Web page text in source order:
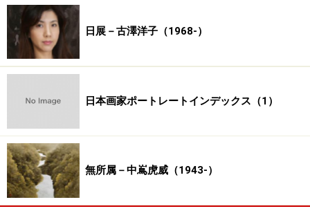
日展－古澤洋子（1968-）
日本画家ポートレートインデックス（1）
無所属－中嶌虎威（1943-）